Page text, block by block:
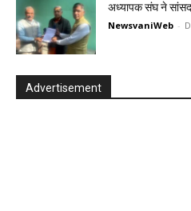
अध्यापक संघ ने सांसद
NewsvaniWeb -
Advertisement